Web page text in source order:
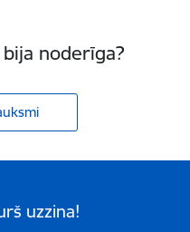
noderīga?
uzzina!